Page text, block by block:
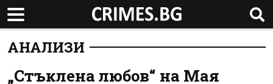
АНАЛИЗИ
„Стъклена любов“ на Мая